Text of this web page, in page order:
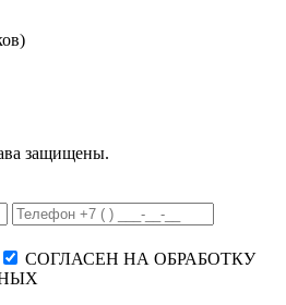
защищены.
СОГЛАСЕН НА ОБРАБОТКУ